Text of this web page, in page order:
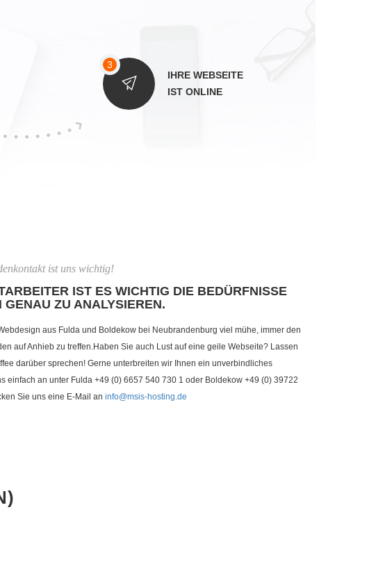
IHRE WEBSEITE
IST ONLINE
ist uns wichtig!
IST ES WICHTIG DIE BEDÜRFNISSE
GENAU ZU ANALYSIEREN.
aus Fulda und Boldekow bei Neubrandenburg viel mühe, immer den
auf Anhieb zu treffen.Haben Sie auch Lust auf eine geile Webseite? Lassen
darüber sprechen! Gerne unterbreiten wir Ihnen ein unverbindliches
einfach an unter Fulda +49 (0) 6657 540 730 1 oder Boldekow +49 (0) 39722
Sie uns eine E-Mail an info@msis-hosting.de